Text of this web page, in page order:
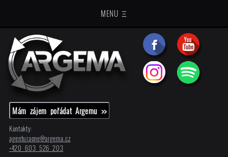
MENU Ξ
Mám zájem pořádat Argemu >>
Kontakty:
agenturaone@argema.cz
+420 603 526 203